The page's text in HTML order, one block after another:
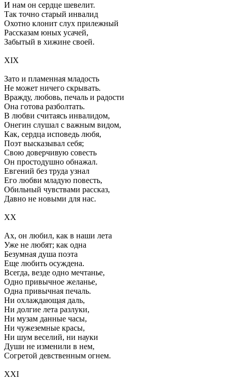
И нам он сердце шевелит.
Так точно старый инвалид
Охотно клонит слух прилежный
Рассказам юных усачей,
Забытый в хижине своей.
XIX
Зато и пламенная младость
Не может ничего скрывать.
Вражду, любовь, печаль и радости
Она готова разболтать.
В любви считаясь инвалидом,
Онегин слушал с важным видом,
Как, сердца исповедь любя,
Поэт высказывал себя;
Свою доверчивую совесть
Он простодушно обнажал.
Евгений без труда узнал
Его любви младую повесть,
Обильный чувствами рассказ,
Давно не новыми для нас.
XX
Ах, он любил, как в наши лета
Уже не любят; как одна
Безумная душа поэта
Еще любить осуждена.
Всегда, везде одно мечтанье,
Одно привычное желанье,
Одна привычная печаль.
Ни охлаждающая даль,
Ни долгие лета разлуки,
Ни музам данные часы,
Ни чужеземные красы,
Ни шум веселий, ни науки
Души не изменили в нем,
Согретой девственным огнем.
XXI